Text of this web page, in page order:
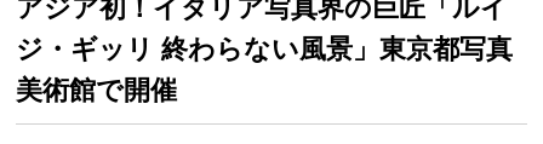
アジア初！イタリア写真界の巨匠「ルイ
ジ・ギッリ 終わらない風景」東京都写真
美術館で開催